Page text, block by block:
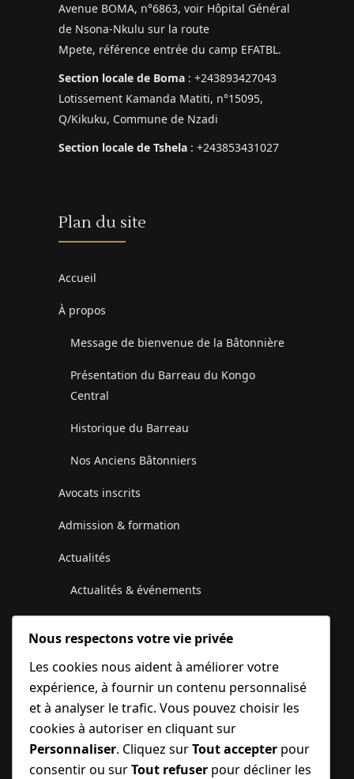
Avenue BOMA, n°6863, voir Hôpital Général
de Nsona-Nkulu sur la route
Mpete, référence entrée du camp EFATBL.
Section locale de Boma : +243893427043
Lotissement Kamanda Matiti, n°15095,
Q/Kikuku, Commune de Nzadi
Section locale de Tshela : +243853431027
Plan du site
Accueil
À propos
Message de bienvenue de la Bâtonnière
Présentation du Barreau du Kongo
Central
Historique du Barreau
Nos Anciens Bâtonniers
Avocats inscrits
Admission & formation
Actualités
Actualités & événements
Juridique
Contactez-nous
MonBarreau
Nous respectons votre vie privée
Les cookies nous aident à améliorer votre
expérience, à fournir un contenu personnalisé
et à analyser le trafic. Vous pouvez choisir les
cookies à autoriser en cliquant sur
Personnaliser. Cliquez surTout accepter pour
consentir ou surTout refuser pour décliner les